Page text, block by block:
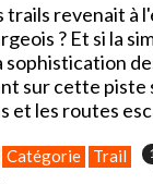
trails revenait
? Et si la
sophistication
sur cette piste
et les routes
Catégorie Trail